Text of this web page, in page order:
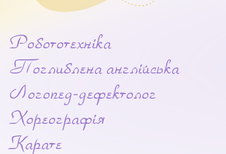
Робототехніка
Поглиблена англійська
Логопед-дефектолог
Хореографія
Карате